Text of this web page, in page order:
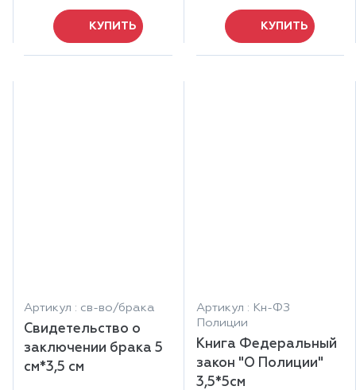
КУПИТЬ КУПИТЬ
Артикул : св-во/брака
Свидетельство о
заключении брака 5
см*3,5 см
Артикул : Кн-ФЗ
Полиции
Книга Федеральный
закон "О Полиции"
3,5*5см